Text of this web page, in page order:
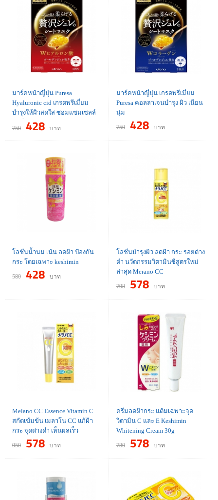
มาร์คหน้าญี่ปุ่น Puresa
Hyaluronic cid เกรดพรีเมี่ยม
บำรุงให้ผิวสดใส ซ่อมแซมเซลล์
ผิวที่ถูกทำลาย
750 428 บาท
มาร์คหน้าญี่ปุ่น เกรดพรีเมี่ยม
Puresa คอลลาเจนบำรุง ผิว เนียน
นุ่ม
750 428 บาท
โลชั่นน้ำนม เน้น ลดฝ้า ป้องกัน
กระ โดยเฉพาะ keshimin
580 428 บาท
โลชั่นบำรุงผิว ลดฝ้า กระ รอยด่าง
ดำ นวัตกรรมวิตามินซีสูตรใหม่
ล่าสุด Merano CC
798 578 บาท
Melano CC Essence Vitamin C
สกัดเข้มข้น เมลาโน CC แก้ฝ้า
กระ จุดด่างดำ เห็นผลเร็ว
950 578 บาท
ครีมลดฝ้ากระ แต้มเฉพาะจุด
วิตามิน C และ E Keshimin
Whitening Cream 30g
780 578 บาท